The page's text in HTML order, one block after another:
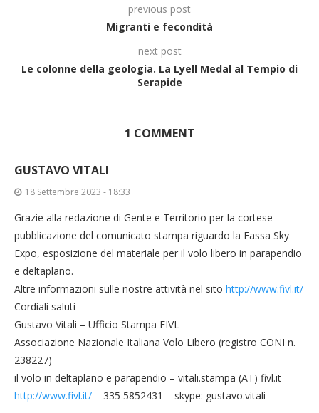
previous post
Migranti e fecondità
next post
Le colonne della geologia. La Lyell Medal al Tempio di
Serapide
1 COMMENT
GUSTAVO VITALI
18 Settembre 2023 - 18:33
Grazie alla redazione di Gente e Territorio per la cortese
pubblicazione del comunicato stampa riguardo la Fassa Sky
Expo, esposizione del materiale per il volo libero in parapendio
e deltaplano.
Altre informazioni sulle nostre attività nel sito http://www.fivl.it/
Cordiali saluti
Gustavo Vitali – Ufficio Stampa FIVL
Associazione Nazionale Italiana Volo Libero (registro CONI n.
238227)
il volo in deltaplano e parapendio – vitali.stampa (AT) fivl.it
http://www.fivl.it/ – 335 5852431 – skype: gustavo.vitali